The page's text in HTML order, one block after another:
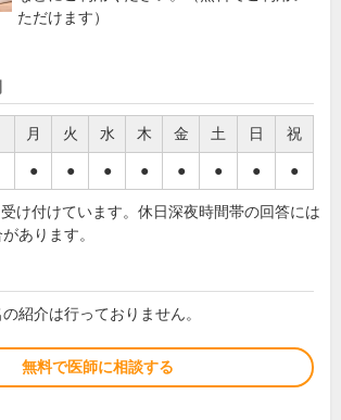
ただけます）
月 火 水 木 金 土 日 祝
● ● ● ● ● ● ● ●
け付けています。休日深夜時間帯の回答には
あります。
紹介は行っておりません。
無料で医師に相談する